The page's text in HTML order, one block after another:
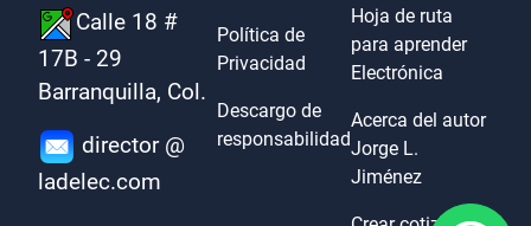
Calle 18 #
17B - 29
Barranquilla, Col.
director @
ladelec.com
Política de
Privacidad
Descargo de
responsabilidad
Hoja de ruta
para aprender
Electrónica
Acerca del autor
Jorge L.
Jiménez